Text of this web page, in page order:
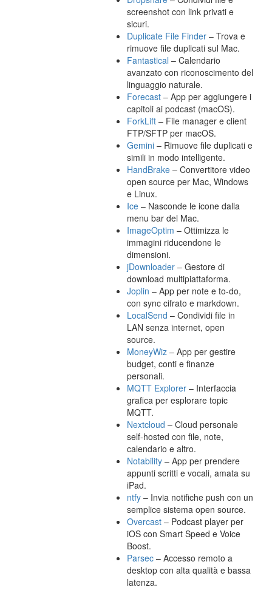
screenshot con link privati e
sicuri.
Duplicate File Finder – Trova e
rimuove file duplicati sul Mac.
Fantastical – Calendario
avanzato con riconoscimento del
linguaggio naturale.
Forecast – App per aggiungere i
capitoli ai podcast (macOS).
ForkLift – File manager e client
FTP/SFTP per macOS.
Gemini – Rimuove file duplicati e
simili in modo intelligente.
HandBrake – Convertitore video
open source per Mac, Windows
e Linux.
Ice – Nasconde le icone dalla
menu bar del Mac.
ImageOptim – Ottimizza le
immagini riducendone le
dimensioni.
jDownloader – Gestore di
download multipiattaforma.
Joplin – App per note e to-do,
con sync cifrato e markdown.
LocalSend – Condividi file in
LAN senza internet, open
source.
MoneyWiz – App per gestire
budget, conti e finanze
personali.
MQTT Explorer – Interfaccia
grafica per esplorare topic
MQTT.
Nextcloud – Cloud personale
self-hosted con file, note,
calendario e altro.
Notability – App per prendere
appunti scritti e vocali, amata su
iPad.
ntfy – Invia notifiche push con un
semplice sistema open source.
Overcast – Podcast player per
iOS con Smart Speed e Voice
Boost.
Parsec – Accesso remoto a
desktop con alta qualità e bassa
latenza.